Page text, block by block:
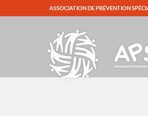
ASSOCIATION DE PRÉVENTION